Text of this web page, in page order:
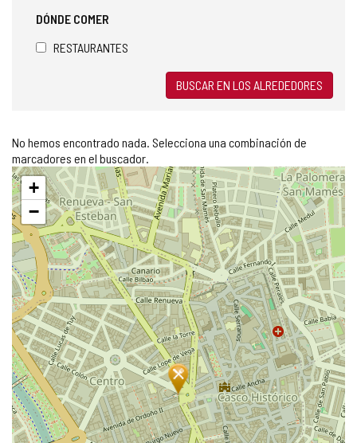
DÓNDE COMER
RESTAURANTES
BUSCAR EN LOS ALREDEDORES
No hemos encontrado nada. Selecciona una combinación de
marcadores en el buscador.
Saltar
mapa
+
−